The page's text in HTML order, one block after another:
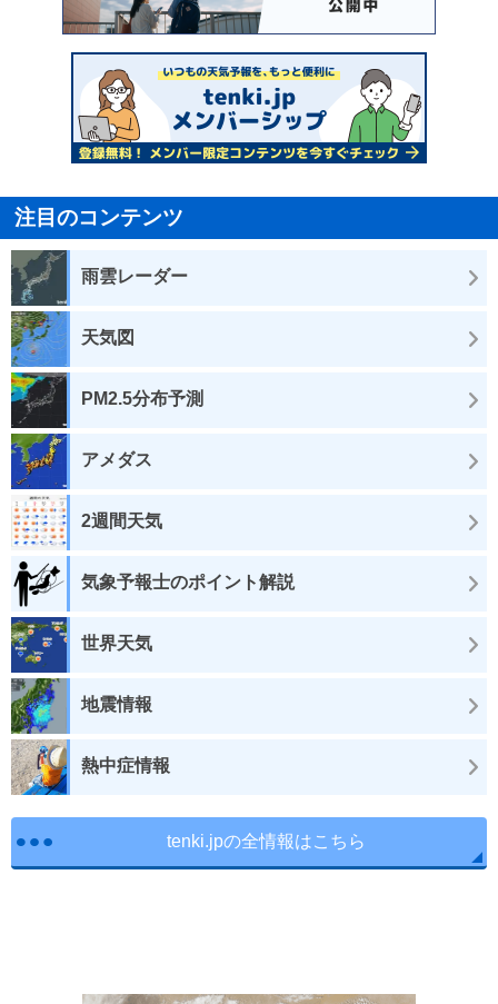
注目のコンテンツ
雨雲レーダー
天気図
PM2.5分布予測
アメダス
2週間天気
気象予報士のポイント解説
世界天気
地震情報
熱中症情報
tenki.jpの全情報はこちら